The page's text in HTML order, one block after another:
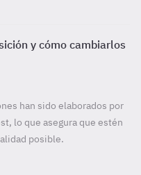
y cómo cambiarlos
han sido elaborados por
lo que asegura que estén
posible.